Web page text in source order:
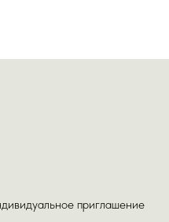
приглашение